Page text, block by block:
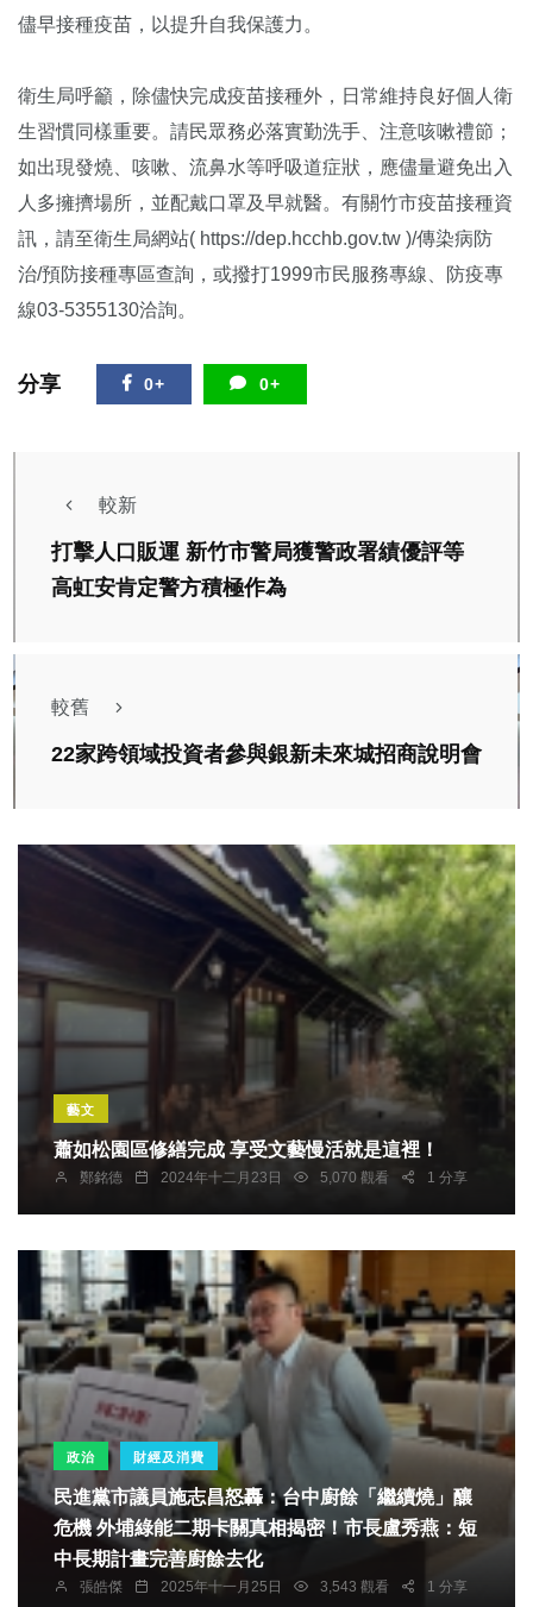
儘早接種疫苗，以提升自我保護力。
衛生局呼籲，除儘快完成疫苗接種外，日常維持良好個人衛
生習慣同樣重要。請民眾務必落實勤洗手、注意咳嗽禮節；
如出現發燒、咳嗽、流鼻水等呼吸道症狀，應儘量避免出入
人多擁擠場所，並配戴口罩及早就醫。有關竹市疫苗接種資
訊，請至衛生局網站( https://dep.hcchb.gov.tw )/傳染病防
治/預防接種專區查詢，或撥打1999市民服務專線、防疫專
線03-5355130洽詢。
分享 0+ 0+
較新
打擊人口販運 新竹市警局獲警政署績優評等
高虹安肯定警方積極作為
較舊
22家跨領域投資者參與銀新未來城招商說明會
藝文
蕭如松園區修繕完成 享受文藝慢活就是這裡！
鄭銘德 2024年十二月23日 5,070 觀看 1 分享
政治 財經及消費
民進黨市議員施志昌怒轟：台中廚餘「繼續燒」釀
危機 外埔綠能二期卡關真相揭密！市長盧秀燕：短
中長期計畫完善廚餘去化
張皓傑 2025年十一月25日 3,543 觀看 1 分享